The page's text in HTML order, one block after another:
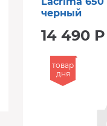
черный
14 490 Р
товар
дня